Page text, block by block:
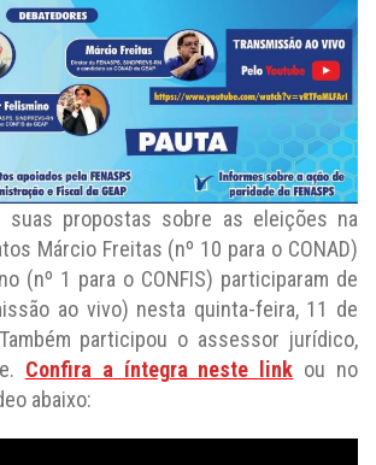
suas propostas sobre as eleições na
Márcio Freitas (nº 10 para o CONAD)
(nº 1 para o CONFIS) participaram de
ao vivo) nesta quinta-feira, 11 de
participou o assessor jurídico,
Confira a íntegra neste link ou no
abaixo: